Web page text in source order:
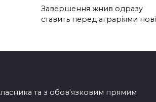
Завершення жнив одразу
ставить перед аграріями нові
та з обов'язковим прямим